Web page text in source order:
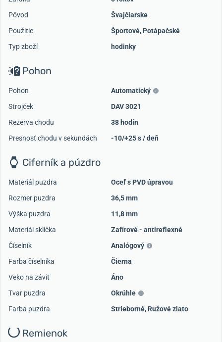
Pôvod
Švajčiarske
Použitie
Športové, Potápačské
Typ zboží
hodinky
Pohon
Pohon
Automatický
Strojček
DAV 3021
Rezerva chodu
38 hodín
Presnosť chodu v sekundách
-10/+25 s / deň
Ciferník a púzdro
Materiál puzdra
Oceľ s PVD úpravou
Rozmer puzdra
36,5 mm
Výška puzdra
11,8 mm
Materiál sklíčka
Zafírové - antireflexné
Číselník
Analógový
Farba číselníka
Čierna
Veko na závit
Áno
Tvar puzdra
Okrúhle
Farba puzdra
Strieborné, Ružové zlato
Remienok